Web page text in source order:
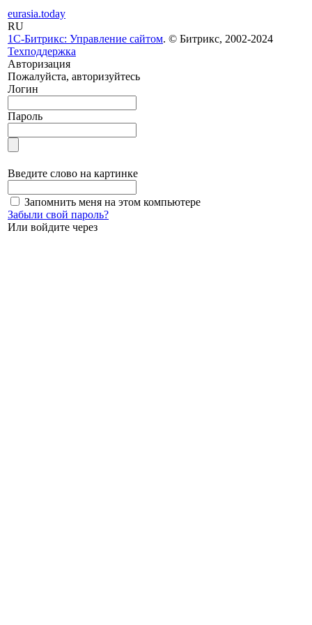
eurasia.today
RU
1С-Битрикс: Управление сайтом. © Битрикс, 2002-2024
Техподдержка
Авторизация
Пожалуйста, авторизуйтесь
Логин
Пароль
Введите слово на картинке
Запомнить меня на этом компьютере
Забыли свой пароль?
Или войдите через